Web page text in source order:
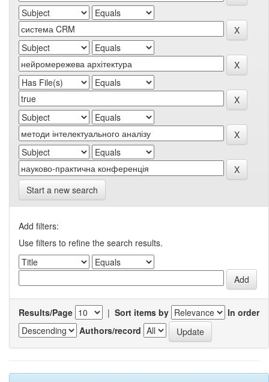
Start a new search
Add filters:
Use filters to refine the search results.
Results/Page | Sort items by
In order
Authors/record